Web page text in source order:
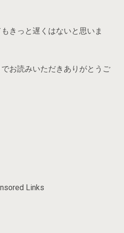
きっと遅くはないと思いま
お読みいただきありがとうご
Links